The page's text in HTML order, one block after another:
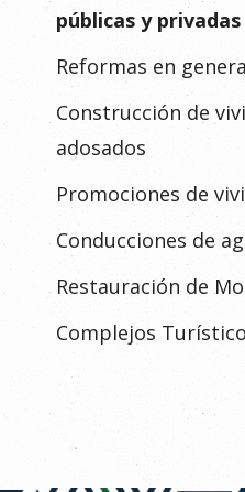
públicas y privadas
Reformas en
Construcción de
adosados
Promociones de
Conducciones de
Restauración de
Complejos